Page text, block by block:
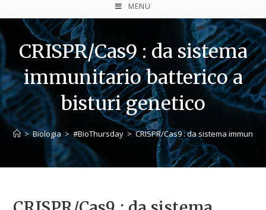
MENU
CRISPR/Cas9 : da sistema
immunitario batterico a
bisturi genetico
> Biologia > #BioThursday > CRISPR/Cas9 : da sistema